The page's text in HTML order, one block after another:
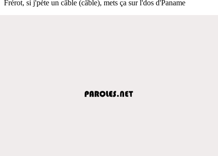
Frérot, si j'pète un câble (câble), mets ça sur l'dos d'Paname